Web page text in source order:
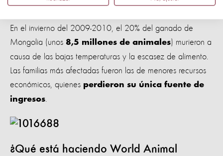
¿Ha pasado anteriormente?
En el invierno del 2009-2010, el 20% del ganado de
Mongolia (unos 8,5 millones de animales) murieron a
causa de las bajas temperaturas y la escasez de alimento.
Las familias más afectadas fueron las de menores recursos
económicos, quienes perdieron su única fuente de
ingresos
¿Qué está haciendo World Animal